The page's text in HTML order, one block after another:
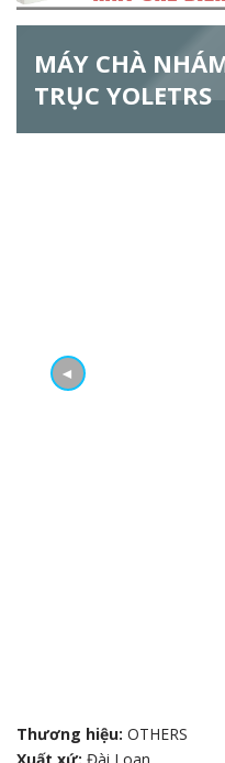
ẫ
MÁY CHÀ
TRỤC YOLETRS
◄
Thương hiệu: OTHERS